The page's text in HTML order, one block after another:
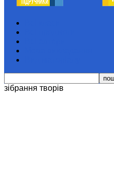
зібрання творів